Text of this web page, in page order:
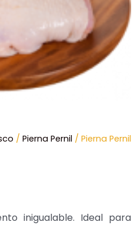
/ Pierna Pernil / Pierna Pernil
inigualable. Ideal para